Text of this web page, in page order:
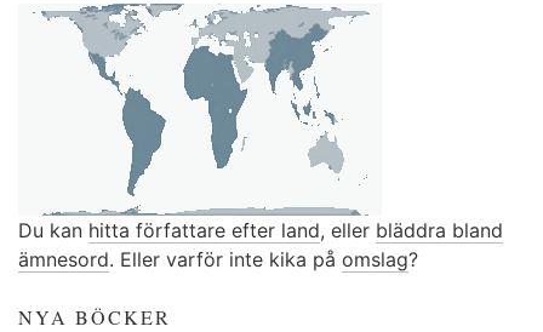
Du kan hitta författare efter land, eller bläddra bland
ämnesord. Eller varför inte kika på omslag?
NYA BÖCKER